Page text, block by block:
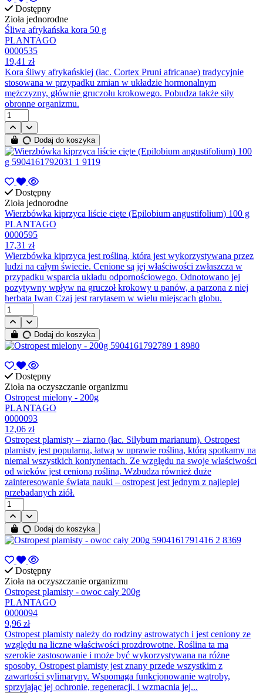
Dostępny
Zioła jednorodne
Śliwa afrykańska kora 50 g
PLANTAGO
0000535
19,41 zł
Kora śliwy afrykańskiej (łac. Cortex Pruni africanae) tradycyjnie
stosowana w przypadku zmian w układzie hormonalnym
mężczyzny, głównie gruczołu krokowego. Pobudza także siły
obronne organizmu.
Dodaj do koszyka
Dostępny
Zioła jednorodne
Wierzbówka kiprzyca liście cięte (Epilobium angustifolium) 100 g
PLANTAGO
0000595
17,31 zł
Wierzbówka kiprzyca jest rośliną, która jest wykorzystywana przez
ludzi na całym świecie. Cenione są jej właściwości zwłaszcza w
przypadku wsparcia układu odpornościowego. Odnotowano jej
pozytywny wpływ na gruczoł krokowy u panów, a parzona z niej
herbata Iwan Czaj jest rarytasem w wielu miejscach globu.
Dodaj do koszyka
Dostępny
Zioła na oczyszczanie organizmu
Ostropest mielony - 200g
PLANTAGO
0000093
12,06 zł
Ostropest plamisty – ziarno (łac. Silybum marianum). Ostropest
plamisty jest popularną, łatwą w uprawie rośliną, którą spotkamy na
niemal wszystkich kontynentach. Ze względu na swoje właściwości
od wieków jest cenioną rośliną. Wzbudza również duże
zainteresowanie świata nauki – ostropest jest jednym z najlepiej
przebadanych ziół.
Dodaj do koszyka
Dostępny
Zioła na oczyszczanie organizmu
Ostropest plamisty - owoc cały 200g
PLANTAGO
0000094
9,96 zł
Ostropest plamisty należy do rodziny astrowatych i jest ceniony ze
względu na liczne właściwości prozdrowotne. Roślina ta ma
szerokie zastosowanie i może być wykorzystywana na różne
sposoby. Ostropest plamisty jest znany przede wszystkim z
zawartości sylimaryny. Wspomaga funkcjonowanie wątroby,
sprzyjając jej ochronie, regeneracji, i wzmacnia jej...